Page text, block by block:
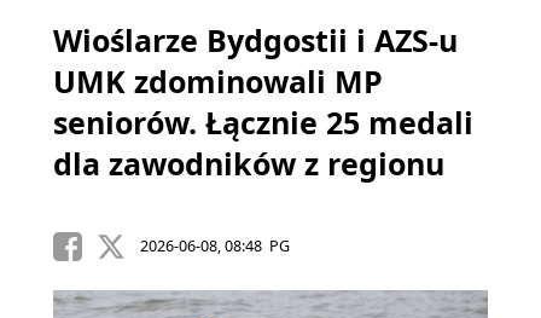
Wioślarze Bydgostii i AZS-u
UMK zdominowali MP
seniorów. Łącznie 25 medali
dla zawodników z regionu
2026-06-08, 08:48 PG